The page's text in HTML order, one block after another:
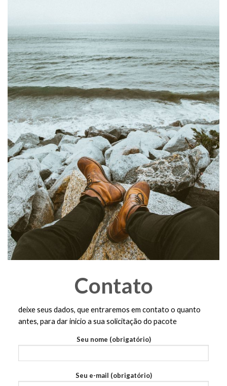
Contato
deixe seus dados, que entraremos em contato o quanto
antes, para dar inicio a sua solicitação do pacote
Seu nome (obrigatório)
Seu e-mail (obrigatório)